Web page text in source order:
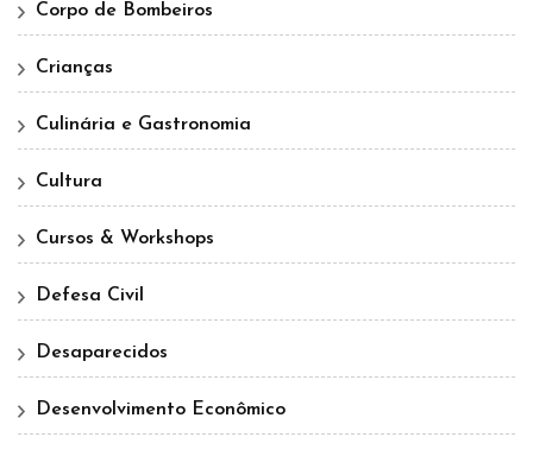
Corpo de Bombeiros
Crianças
Culinária e Gastronomia
Cultura
Cursos & Workshops
Defesa Civil
Desaparecidos
Desenvolvimento Econômico